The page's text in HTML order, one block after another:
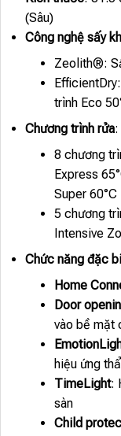
(Sâu)
Công nghệ sấy
Zeolith®:
trình Eco
Chương trình rửa:
8 chương
Express
Super 60°C
5 chương
Intensive
Chức năng đặc
Home
Door
vào bề mặt
hiệu ứng
TimeLight:
sàn
Child